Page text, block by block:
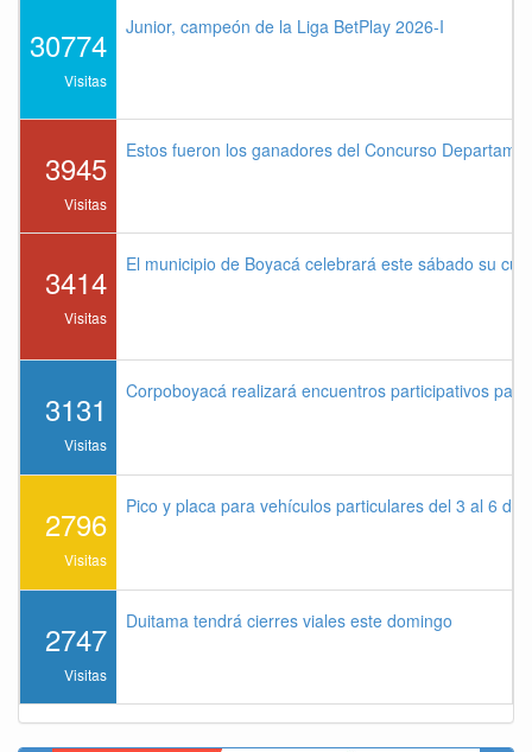
30774
Visitas
Junior, campeón de la Liga BetPlay 2026-I
3945
Visitas
Estos fueron los ganadores del Concurso
3414
Visitas
El municipio de Boyacá celebrará este sábado su
3131
Visitas
Corpoboyacá realizará encuentros participativos
2796
Visitas
Pico y placa para vehículos particulares del 3 al 6 de
2747
Visitas
Duitama tendrá cierres viales este domingo